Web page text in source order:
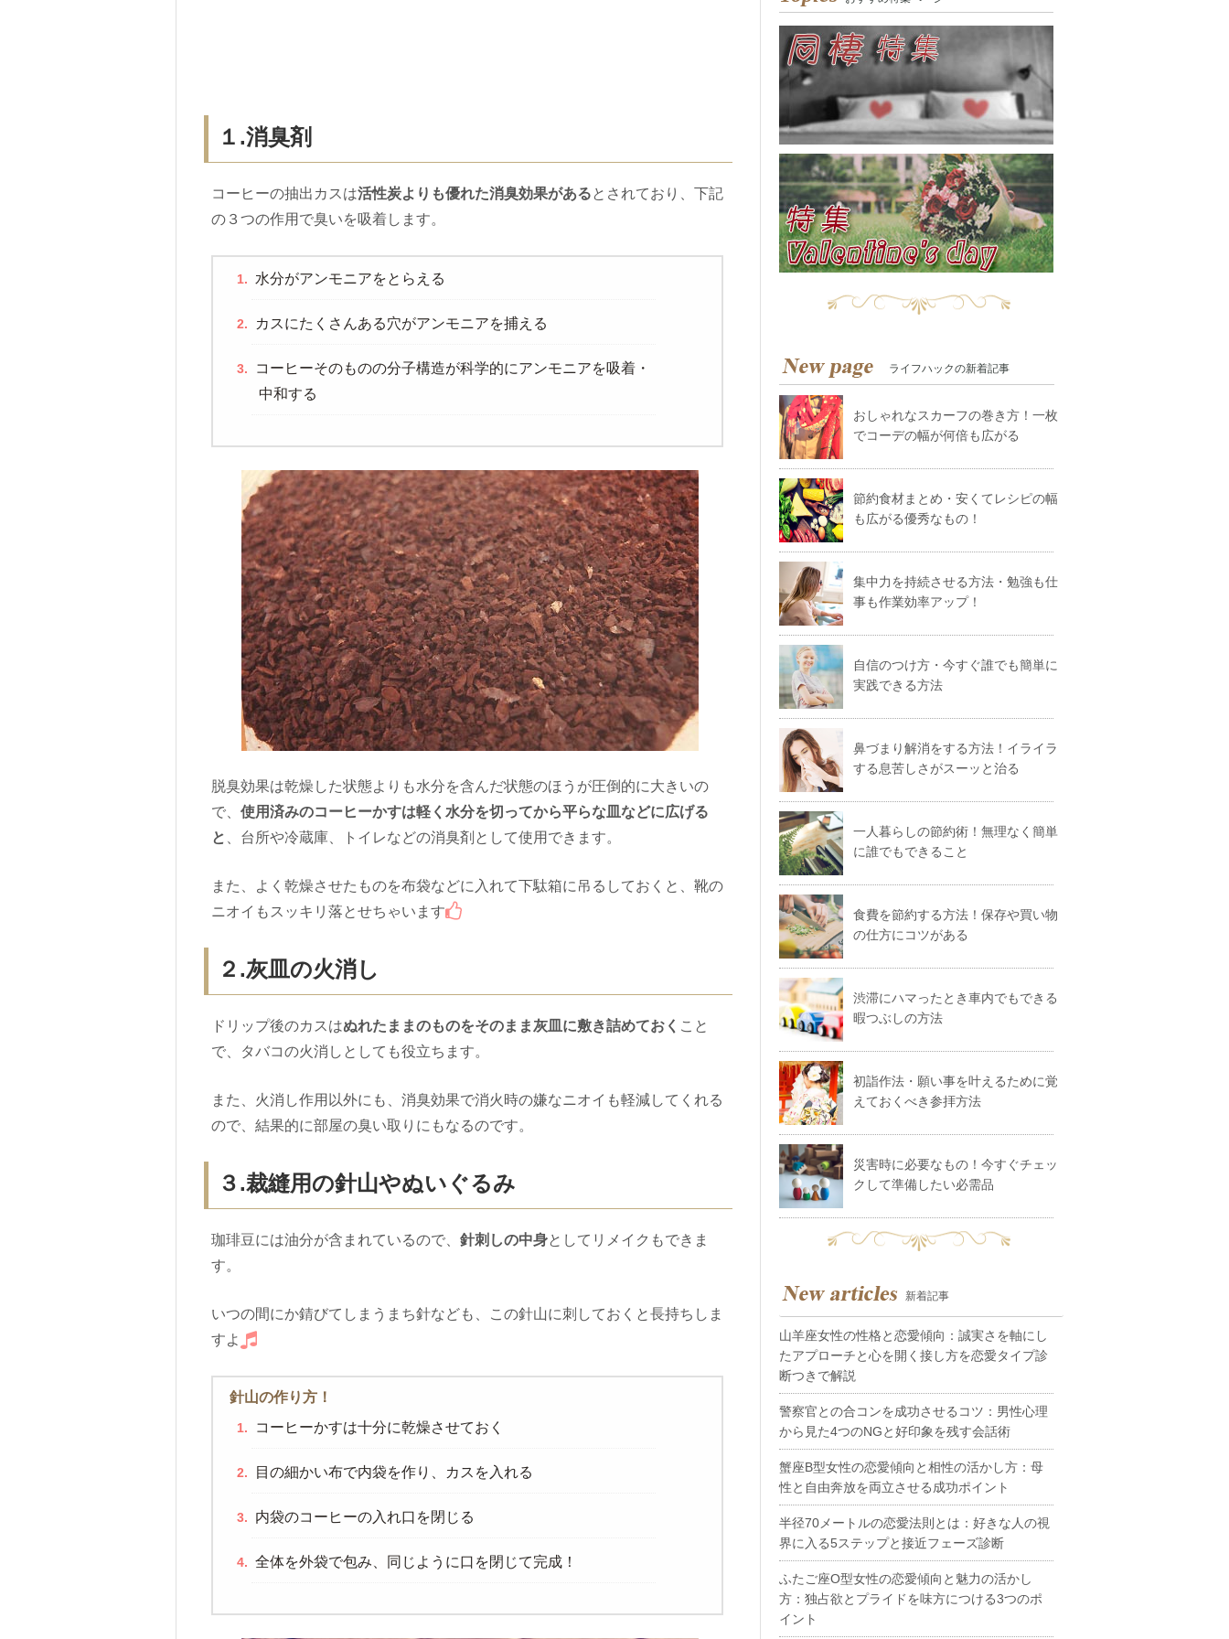
１.消臭剤
コーヒーの抽出カスは活性炭よりも優れた消臭効果があるとされており、下記
の３つの作用で臭いを吸着します。
水分がアンモニアをとらえる
カスにたくさんある穴がアンモニアを捕える
コーヒーそのものの分子構造が科学的にアンモニアを吸着・
中和する
脱臭効果は乾燥した状態よりも水分を含んだ状態のほうが圧倒的に大きいの
で、 使用済みのコーヒーかすは軽く水分を切ってから平らな皿などに広げる
と
、台所や冷蔵庫、トイレなどの消臭剤として使用できます。
また、よく乾燥させたものを布袋などに入れて下駄箱に吊るしておくと、靴の
ニオイもスッキリ落とせちゃいます
２.灰皿の火消し
ドリップ後のカスはぬれたままのものをそのまま灰皿に敷き詰めておく こと
で、タバコの火消しとしても役立ちます。
また、火消し作用以外にも、消臭効果で消火時の嫌なニオイも軽減してくれる
ので、結果的に部屋の臭い取りにもなるのです。
３.裁縫用の針山やぬいぐるみ
珈琲豆には油分が含まれているので、 針刺しの中身としてリメイクもできま
す。
いつの間にか錆びてしまうまち針なども、この針山に刺しておくと長持ちしま
すよ
針山の作り方！
コーヒーかすは十分に乾燥させておく
目の細かい布で内袋を作り、カスを入れる
内袋のコーヒーの入れ口を閉じる
全体を外袋で包み、同じように口を閉じて完成！
ライフハックの新着記事
おしゃれなスカーフの巻き方！一枚
でコーデの幅が何倍も広がる
節約食材まとめ・安くてレシピの幅
も広がる優秀なもの！
集中力を持続させる方法・勉強も仕
事も作業効率アップ！
自信のつけ方・今すぐ誰でも簡単に
実践できる方法
鼻づまり解消をする方法！イライラ
する息苦しさがスーッと治る
一人暮らしの節約術！無理なく簡単
に誰でもできること
食費を節約する方法！保存や買い物
の仕方にコツがある
渋滞にハマったとき車内でもできる
暇つぶしの方法
初詣作法・願い事を叶えるために覚
えておくべき参拝方法
災害時に必要なもの！今すぐチェッ
クして準備したい必需品
新着記事
山羊座女性の性格と恋愛傾向：誠実さを軸にし
たアプローチと心を開く接し方を恋愛タイプ診
断つきで解説
警察官との合コンを成功させるコツ：男性心理
から見た4つのNGと好印象を残す会話術
蟹座B型女性の恋愛傾向と相性の活かし方：母
性と自由奔放を両立させる成功ポイント
半径70メートルの恋愛法則とは：好きな人の視
界に入る5ステップと接近フェーズ診断
ふたご座O型女性の恋愛傾向と魅力の活かし
方：独占欲とプライドを味方につける3つのポ
イント